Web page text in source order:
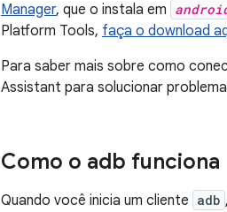
Manager, que o instala em
Platform Tools, faça o download
Para saber mais sobre como
Assistant para solucionar
Como o adb funciona
Quando você inicia um cliente adb